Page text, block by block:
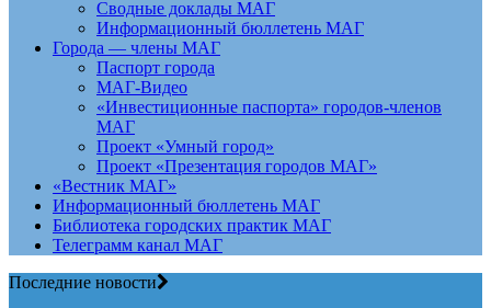
Сводные доклады МАГ
Информационный бюллетень МАГ
Города — члены МАГ
Паспорт города
МАГ-Видео
«Инвестиционные паспорта» городов-членов
МАГ
Проект «Умный город»
Проект «Презентация городов МАГ»
«Вестник МАГ»
Информационный бюллетень МАГ
Библиотека городских практик МАГ
Телеграмм канал МАГ
Последние новости